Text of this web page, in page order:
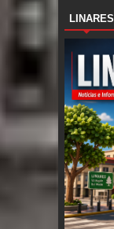
LINARES